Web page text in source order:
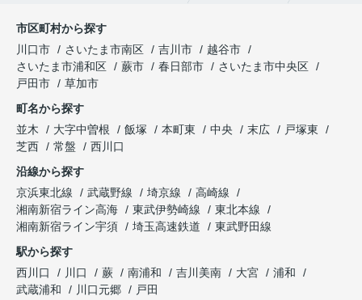
市区町村から探す
川口市
さいたま市南区 吉川市
越谷市
さいたま市浦和区
蕨市 春日部市
さいたま市中央区
戸田市
草加市
町名から探す
並木
大字中曽根 飯塚 本町東 中央 末広
戸塚東
芝西
常盤
西川口
沿線から探す
京浜東北線
武蔵野線 埼京線
高崎線
湘南新宿ライン高海
東武伊勢崎線
東北本線
湘南新宿ライン宇須
埼玉高速鉄道
東武野田線
駅から探す
西川口
川口 蕨 南浦和 吉川美南 大宮
浦和
武蔵浦和
川口元郷 戸田